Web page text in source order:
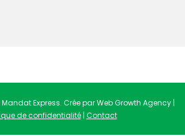
Express. Crée par Web Growth Agency |
de confidentialité| Contact